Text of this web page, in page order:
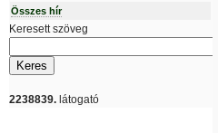
Összes hír
Keresett szöveg
2238839. látogató